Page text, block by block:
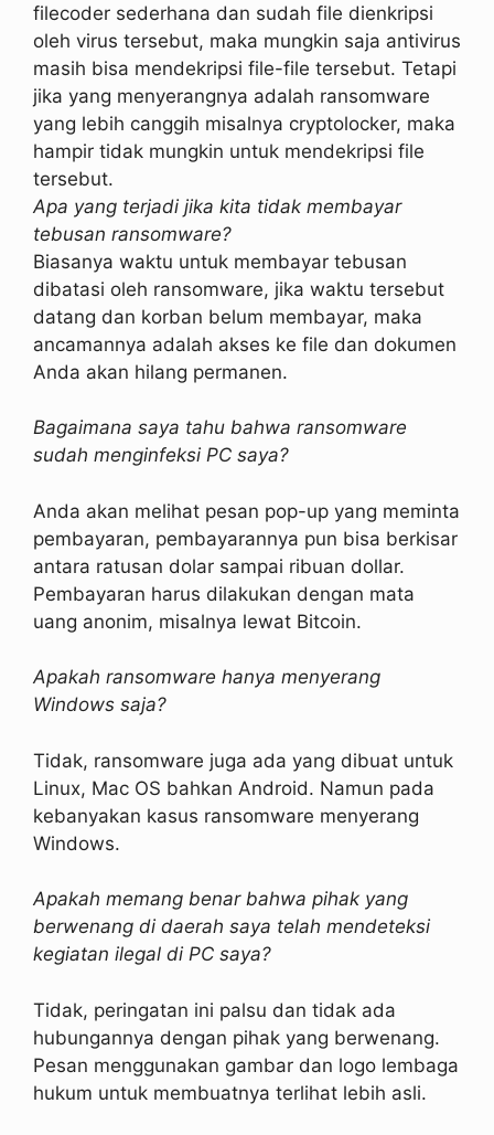
filecoder sederhana dan sudah file dienkripsi
oleh virus tersebut, maka mungkin saja antivirus
masih bisa mendekripsi file-file tersebut. Tetapi
jika yang menyerangnya adalah ransomware
yang lebih canggih misalnya cryptolocker, maka
hampir tidak mungkin untuk mendekripsi file
tersebut.
Apa yang terjadi jika kita tidak membayar
tebusan ransomware?
Biasanya waktu untuk membayar tebusan
dibatasi oleh ransomware, jika waktu tersebut
datang dan korban belum membayar, maka
ancamannya adalah akses ke file dan dokumen
Anda akan hilang permanen.
Bagaimana saya tahu bahwa ransomware
sudah menginfeksi PC saya?
Anda akan melihat pesan pop-up yang meminta
pembayaran, pembayarannya pun bisa berkisar
antara ratusan dolar sampai ribuan dollar.
Pembayaran harus dilakukan dengan mata
uang anonim, misalnya lewat Bitcoin.
Apakah ransomware hanya menyerang
Windows saja?
Tidak, ransomware juga ada yang dibuat untuk
Linux, Mac OS bahkan Android. Namun pada
kebanyakan kasus ransomware menyerang
Windows.
Apakah memang benar bahwa pihak yang
berwenang di daerah saya telah mendeteksi
kegiatan ilegal di PC saya?
Tidak, peringatan ini palsu dan tidak ada
hubungannya dengan pihak yang berwenang.
Pesan menggunakan gambar dan logo lembaga
hukum untuk membuatnya terlihat lebih asli.